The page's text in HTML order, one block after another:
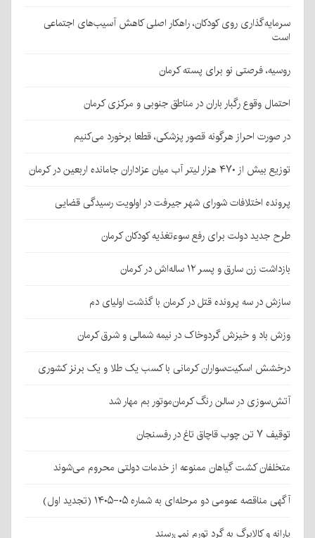
سرمایه‌گذاری روی کودکان، راهکار اصلی کاهش آسیب‌های اجتماعی
است
روسیه، فرصتی نو برای پسته کرمان
احتمال وقوع رگبار باران در مناطق جنوبی و مرکزی کرمان
در صورت احراز هرگونه قصور پزشکی، قطعا برخورد می‌کنیم
توزیع بیش از ۴۷۰ هزار لیتر آب میان عزاداران جامانده اربعین در کرمان
پرونده اختلافات شورای شهر جیرفت در اولویت رسیدگی قضایی
طرح جدید دولت برای رفع سوءتغذیه کودکان کرمان
بازداشت زن سارق و پسر ۱۲ ساله‌اش در کرمان
سازش در سه پرونده قتل در کرمان با گذشت اولیای دم
وزش باد و خیزش گردوخاک در نیمه شمالی و شرق کرمان
درخشش اسکیت‌سواران کرمانی با کسب یک طلا و یک برنز کشوری
آتش‌سوزی در سالن رنگ کرمان‌موتور بم مهار شد
توقیف ۷ تن چوب قاچاق تاغ در رفسنجان
متخلفان کشت گیاهان ممنوعه از خدمات دولتی محروم می‌شوند
آگهی مناقصه عمومی دو مرحله‌ای به شماره ۰۵-۱۴۰۵ (تجدید اول)
یارانه و کالابرگ به گرد تورم نمی‌رسند